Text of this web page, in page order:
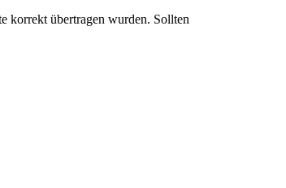
korrekt übertragen wurden. Sollten